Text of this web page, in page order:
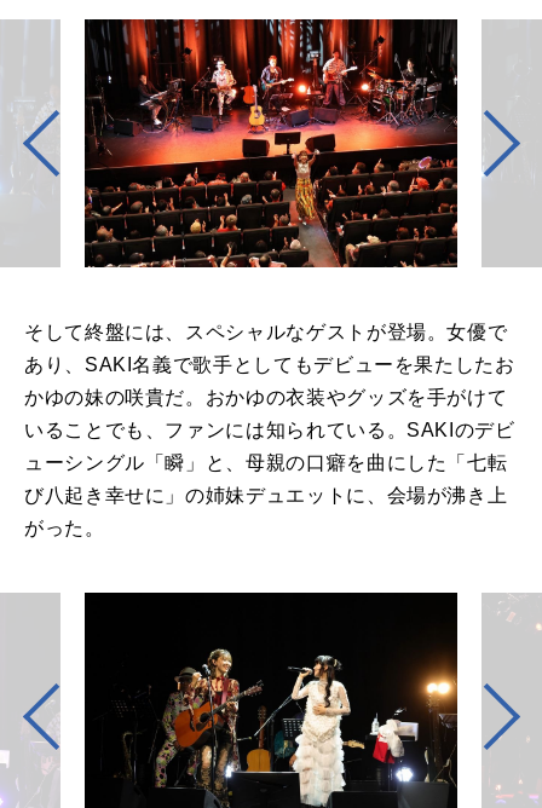
そして終盤には、スペシャルなゲストが登場。女優で
あり、SAKI名義で歌手としてもデビューを果たしたお
かゆの妹の咲貴だ。おかゆの衣装やグッズを手がけて
いることでも、ファンには知られている。SAKIのデビ
ューシングル「瞬」と、母親の口癖を曲にした「七転
び八起き幸せに」の姉妹デュエットに、会場が沸き上
がった。